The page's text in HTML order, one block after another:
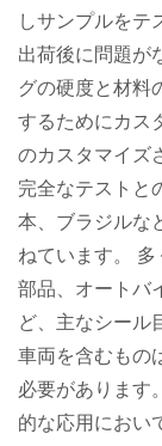
しサンプルをテ
出荷後に問題が
グの硬度と材料
するためにカス
のカスタマイズ
完全なテストと
本、ブラジルな
ねています。
部品、オートバ
ど、主なシール
車両を含むもの
必要があります
的な応用におい